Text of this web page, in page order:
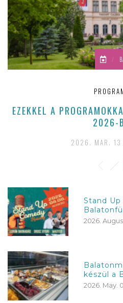
/
EZEKKEL A
2026-
2026. MAR. 13
Stand Up
2026.
készül a
2026. May.